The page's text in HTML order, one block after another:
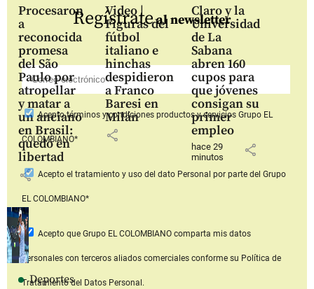
Procesaron
a
reconocida
promesa
del São
Paulo por
atropellar
y matar a
un anciano
en Brasil:
quedó en
libertad
share
Video |
Figuras del
fútbol
italiano e
hinchas
despidieron
a Franco
Baresi en
Milán
share
Claro y la
Universidad
de La
Sabana
abren 160
cupos para
que jóvenes
consigan su
primer
empleo
hace 29
minutos
share
Deportes
Regístrateal newsletter
Aceptotérminos y condiciones productos y serviciosGrupo EL
COLOMBIANO*
Acepto el tratamiento y uso del dato Personal por parte del Grupo
EL COLOMBIANO*
Acepto que Grupo EL COLOMBIANOcomparta mis datos
personales con terceros aliados comerciales conforme su Política de
Tratamiento del Datos Personal.